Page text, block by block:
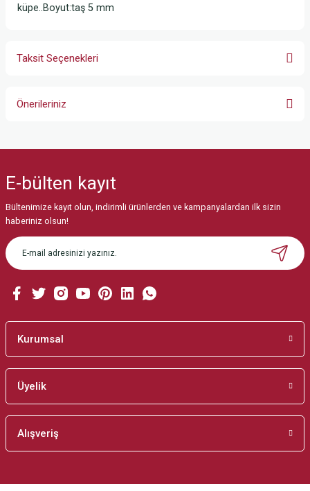
küpe..Boyut:taş 5 mm
Taksit Seçenekleri
Önerileriniz
Görüş ve önerileriniz için teşekkür ederiz.
Ürün resmi kalitesiz, bozuk veya görüntülenemiyor.
Ürün açıklamasında eksik bilgiler bulunuyor.
Ürün bilgilerinde hatalar bulunuyor.
Bu ürüne benzer farklı alternatifler olmalı.
E-bülten kayıt
Bültenimize kayıt olun, indirimli ürünlerden ve kampanyalardan ilk sizin
haberiniz olsun!
Kurumsal
Üyelik
Alışveriş